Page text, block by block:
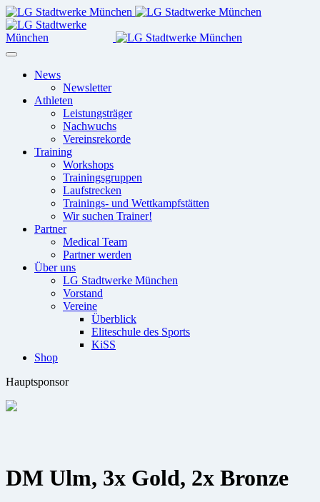
News
Newsletter
Athleten
Leistungsträger
Nachwuchs
Vereinsrekorde
Training
Workshops
Trainingsgruppen
Laufstrecken
Trainings- und Wettkampfstätten
Wir suchen Trainer!
Partner
Medical Team
Partner werden
Über uns
LG Stadtwerke München
Vorstand
Vereine
Überblick
Eliteschule des Sports
KiSS
Shop
Hauptsponsor
DM Ulm, 3x Gold, 2x Bronze